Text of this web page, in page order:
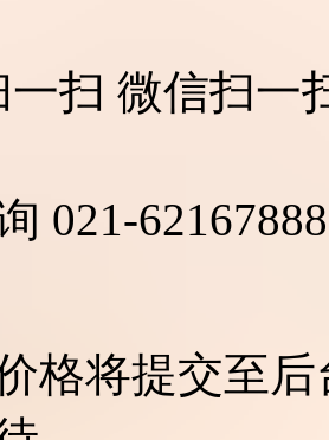
微信扫一
021-62167888
格将提交至